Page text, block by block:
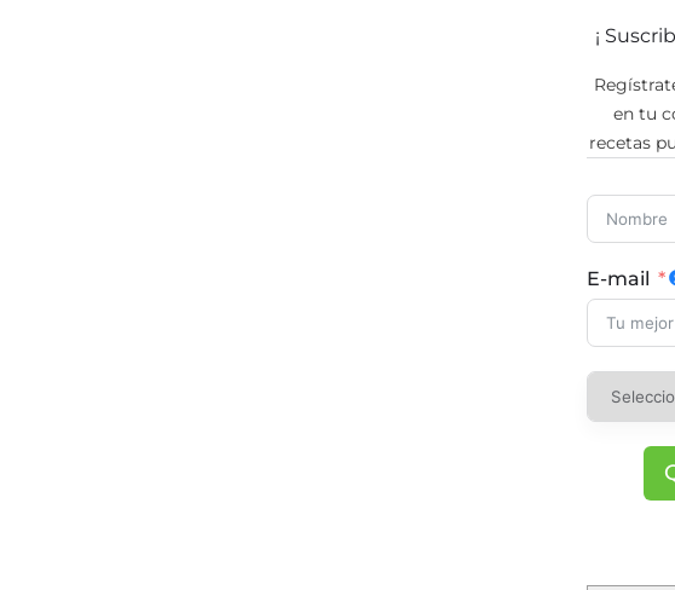
¡
en tu
recetas
E-mail